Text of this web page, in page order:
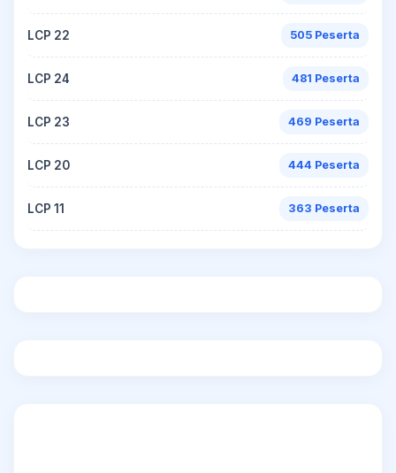
LCP 22 505 Peserta
LCP 24 481 Peserta
LCP 23 469 Peserta
LCP 20 444 Peserta
LCP 11 363 Peserta